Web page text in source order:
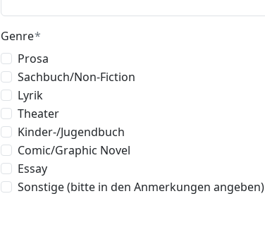
Genre
Prosa
Sachbuch/Non-Fiction
Lyrik
Theater
Kinder-/Jugendbuch
Comic/Graphic Novel
Essay
Sonstige (bitte in den Anmerkungen angeben)